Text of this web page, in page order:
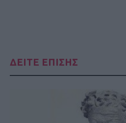
ΔΕΙΤΕ ΕΠΙΣΗΣ